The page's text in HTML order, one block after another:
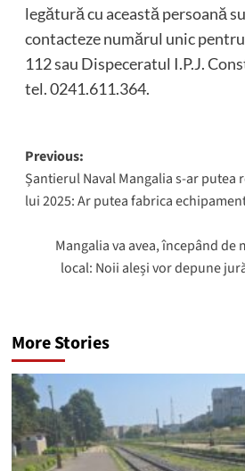
legătură cu această persoană
contacteze numărul unic
112 sau Dispeceratul I.P.J.
tel. 0241.611.364.
Post
navigation
Previous:
Șantierul Naval Mangalia s-ar putea
lui 2025: Ar putea fabrica
Mangalia va avea, începând
local: Noii aleși vor depune
More Stories